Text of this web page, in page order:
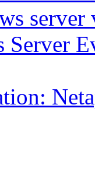
server